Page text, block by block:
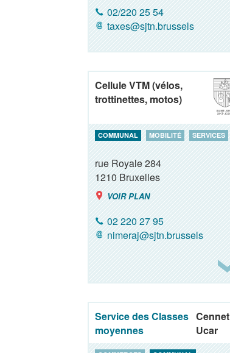
02/220 25 54
taxes@sjtn.brussels
Cellule VTM (vélos,
trottinettes, motos)
COMMUNAL MOBILITÉ SERVICES
rue Royale 284
1210Bruxelles
VOIR PLAN
02 220 27 95
nimeraj@sjtn.brussels
Service des Classes
moyennes
Cennet
Ucar